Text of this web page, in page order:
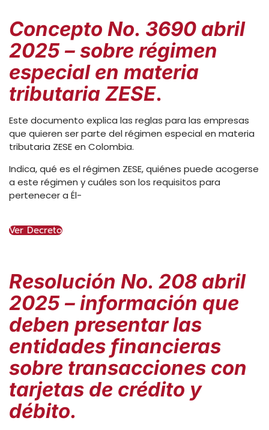
Concepto No. 3690 abril
2025 – sobre régimen
especial en materia
tributaria ZESE.
Este documento explica las reglas para las empresas
que quieren ser parte del régimen especial en materia
tributaria ZESE en Colombia.
Indica, qué es el régimen ZESE, quiénes puede acogerse
a este régimen y cuáles son los requisitos para
pertenecer a Él-
Ver Decreto
Resolución No. 208 abril
2025 – información que
deben presentar las
entidades financieras
sobre transacciones con
tarjetas de crédito y
débito.